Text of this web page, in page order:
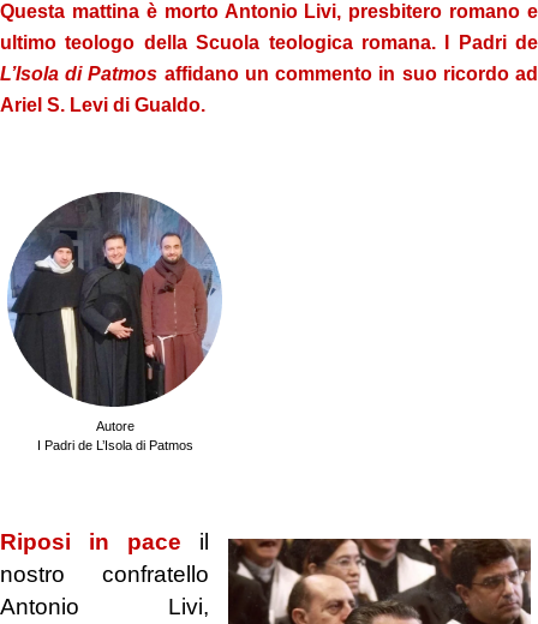
Questa mattina è morto Antonio Livi, presbitero romano e
ultimo teologo della Scuola teologica romana. I Padri de
L’Isola di Patmos affidano un commento in suo ricordo ad
Ariel S. Levi di Gualdo.
Autore
I Padri de L’Isola di Patmos
Riposi in pace
il
nostro confratello
Antonio Livi,